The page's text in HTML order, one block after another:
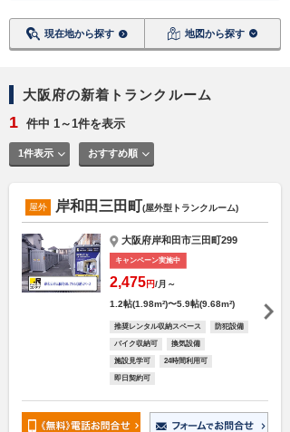
現在地から探す 地図から探す
大阪府の新着トランクルーム
1 件中 1～1件を表示
1件表示 おすすめ順
屋外 岸和田三田町(屋外型トランクルーム)
大阪府岸和田市三田町299
キャンペーン実施中
2,475円/月～
1.2帖(1.98m²)〜5.9帖(9.68m²)
推奨レンタル収納スペース 防犯設備
バイク収納可 換気設備
施設見学可 24時間利用可
即日契約可